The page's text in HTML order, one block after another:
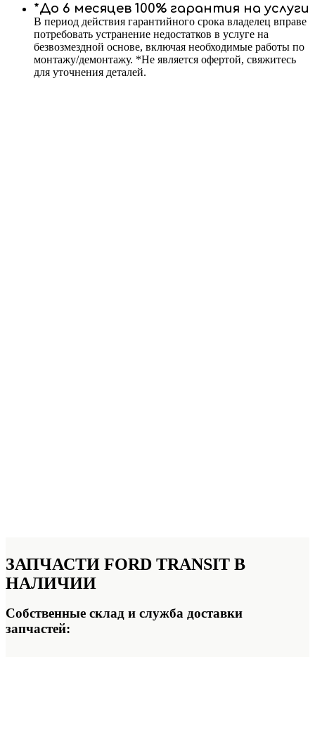
*До 6 месяцев 100% гарантия на услуги
В период действия гарантийного срока владелец вправе
потребовать устранение недостатков в услуге на
безвозмездной основе, включая необходимые работы по
монтажу/демонтажу. *Не является офертой, свяжитесь
для уточнения деталей.
ЗАПЧАСТИ FORD TRANSIT В
НАЛИЧИИ
Собственные склад и служба доставки
запчастей: